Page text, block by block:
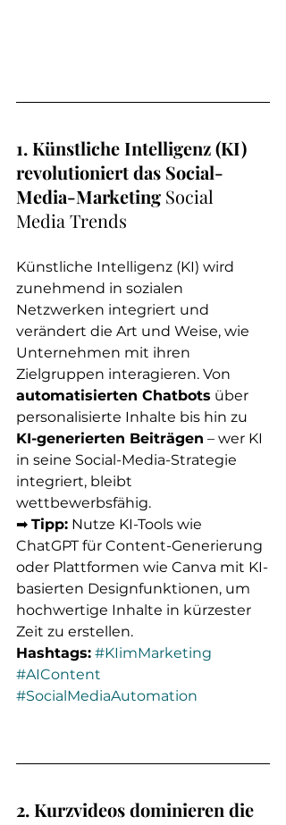
1. Künstliche Intelligenz (KI)
revolutioniert das Social-
Media-Marketing Social
Media Trends
Künstliche Intelligenz (KI) wird
zunehmend in sozialen
Netzwerken integriert und
verändert die Art und Weise, wie
Unternehmen mit ihren
Zielgruppen interagieren. Von
automatisierten Chatbots über
personalisierte Inhalte bis hin zu
KI-generierten Beiträgen – wer KI
in seine Social-Media-Strategie
integriert, bleibt
wettbewerbsfähig.
➡ Tipp: Nutze KI-Tools wie
ChatGPT für Content-Generierung
oder Plattformen wie Canva mit KI-
basierten Designfunktionen, um
hochwertige Inhalte in kürzester
Zeit zu erstellen.
Hashtags: #KIimMarketing
#AIContent
#SocialMediaAutomation
2. Kurzvideos dominieren die